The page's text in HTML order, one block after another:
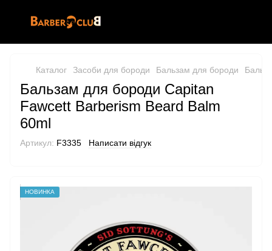
Каталог Засоби для бороди Бальзам для бороди
Бальзам для бороди Capitan
Fawcett Barberism Beard Balm
60ml
Артикул: F3335 Написати відгук
НОВИНКА